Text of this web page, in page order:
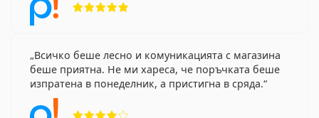
Всичко беше лесно и комуникацията с магазина
беше приятна. Не ми хареса, че поръчката беше
изпратена в понеделник, а пристигна в сряда.